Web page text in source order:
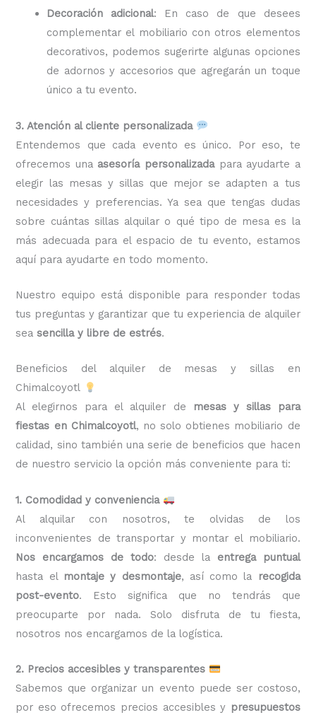
Decoración adicional: En caso de que desees
complementar el mobiliario con otros elementos
decorativos, podemos sugerirte algunas opciones
de adornos y accesorios que agregarán un toque
único a tu evento.
3. Atención al cliente personalizada
Entendemos que cada evento es único. Por eso, te
ofrecemos una asesoría personalizadapara ayudarte a
elegir las mesas y sillas que mejor se adapten a tus
necesidades y preferencias. Ya sea que tengas dudas
sobre cuántas sillas alquilar o qué tipo de mesa es la
más adecuada para el espacio de tu evento, estamos
aquí para ayudarte en todo momento.
Nuestro equipo está disponible para responder todas
tus preguntas y garantizar que tu experiencia de alquiler
seasencilla y libre de estrés.
Beneficios del alquiler de mesas y sillas en
Chimalcoyotl
Al elegirnos para el alquiler de
mesas y sillas para
fiestas en Chimalcoyotl, no solo obtienes mobiliario de
calidad, sino también una serie de beneficios que hacen
de nuestro servicio la opción más conveniente para ti:
1. Comodidad y conveniencia
Al alquilar con nosotros, te olvidas de los
inconvenientes de transportar y montar el mobiliario.
Nos encargamos de todo: desde la entrega puntual
hasta el montaje y desmontaje, así como la
recogida
post-evento. Esto significa que no tendrás que
preocuparte por nada. Solo disfruta de tu fiesta,
nosotros nos encargamos de la logística.
2. Precios accesibles y transparentes
Sabemos que organizar un evento puede ser costoso,
por eso ofrecemos precios accesibles y presupuestos